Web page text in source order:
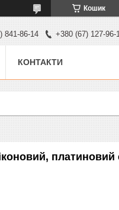
Кошик
841-86-14 +380 (67) 127-96-
КОНТАКТИ
платиновий